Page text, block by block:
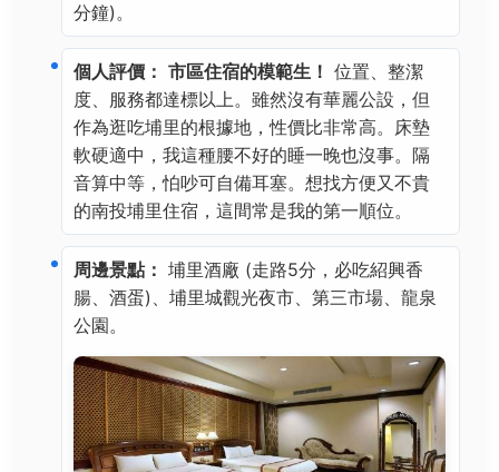
分鐘)。
個人評價： 市區住宿的模範生！ 位置、整潔
度、服務都達標以上。雖然沒有華麗公設，但
作為逛吃埔里的根據地，性價比非常高。床墊
軟硬適中，我這種腰不好的睡一晚也沒事。隔
音算中等，怕吵可自備耳塞。想找方便又不貴
的南投埔里住宿，這間常是我的第一順位。
周邊景點： 埔里酒廠 (走路5分，必吃紹興香
腸、酒蛋)、埔里城觀光夜市、第三市場、龍泉
公園。